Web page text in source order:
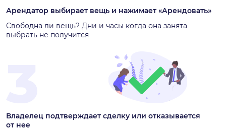
Арендатор выбирает вещь и нажимает «Арендовать»
Свободна ли вещь? Дни и часы когда она занята
выбрать не получится
Владелец подтверждает сделку или отказывается
от нее